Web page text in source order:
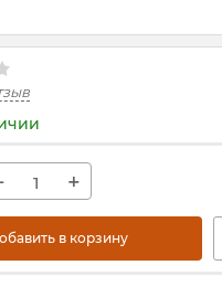
+
в корзину